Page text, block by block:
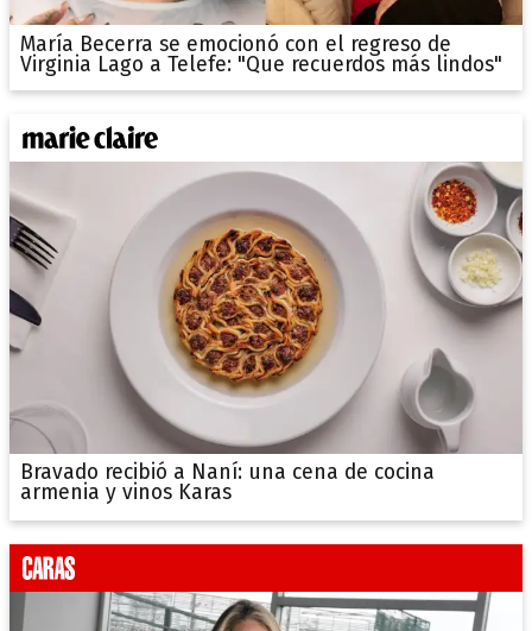
María Becerra se emocionó con el regreso de
Virginia Lago a Telefe: "Que recuerdos más lindos"
Bravado recibió a Naní: una cena de cocina
armenia y vinos Karas